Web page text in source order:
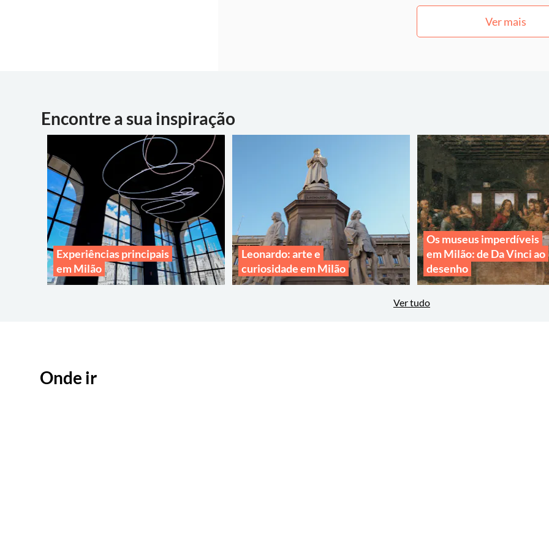
Ver mais
Encontre a sua inspiração
Ver tudo
Experiências principais
em Milão
Leonardo: arte e
curiosidade em Milão
Os museus imperdíveis
em Milão: de Da Vinci ao
desenho
Onde ir